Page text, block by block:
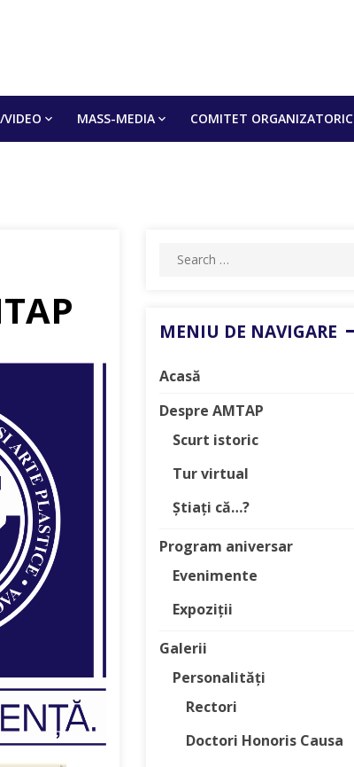
MASS-MEDIA COMITET ORGANIZATORIC
Search
MENIU DE NAVIGARE
Acasă
Despre AMTAP
Scurt istoric
Tur virtual
Știați că…?
Program aniversar
Evenimente
Expoziții
Galerii
Personalități
Rectori
Doctori Honoris Causa